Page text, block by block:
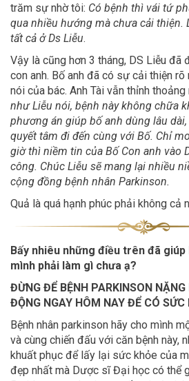
trăm sự nhờ tôi: Có bệnh thì vái tứ
qua nhiều hướng mà chưa cải thiện.
tất cả ở Ds Liễu.
Vậy là cũng hơn 3 tháng, DS Liễu đã
con anh. Bố anh đã có sự cải thiện
nói của bác. Anh Tài vẫn thỉnh
như Liễu nói, bệnh này không chữa
phương án giúp bố anh dùng lâu
quyết tâm đi đến cùng với Bố. Chỉ
giờ thì niềm tin của Bố Con anh vào
công. Chúc Liễu sẽ mang lại nhiều
cộng đồng bệnh nhân Parkinson.
Quả là quá hạnh phúc phải không cả
Bấy nhiêu những điều trên đã giúp
mình phải làm gì chưa ạ?
ĐỪNG ĐỂ BỆNH PARKINSON
ĐỘNG NGAY HÔM NAY ĐỂ CÓ SỨC
Bệnh nhân parkinson hãy cho mình
và cùng chiến đấu với căn bệnh này,
khuất phục để lấy lại sức khỏe của
đẹp nhất mà Dược sĩ Đại học có thể